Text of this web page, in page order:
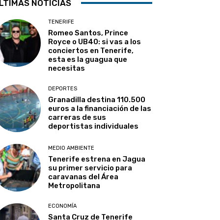
NOTICIAS
TENERIFE
Romeo Santos, Prince
Royce o UB40: si vas a los
conciertos en Tenerife,
esta es la guagua que
necesitas
DEPORTES
Granadilla destina 110.500
euros a la financiación de las
carreras de sus
deportistas individuales
MEDIO AMBIENTE
Tenerife estrena en Jagua
su primer servicio para
caravanas del Área
Metropolitana
ECONOMÍA
Santa Cruz de Tenerife